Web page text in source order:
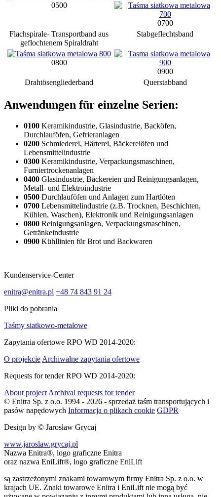
0500
0700
Flachspirale- Transportband aus
geflochtenem Spiraldraht
Stabgeflechtsband
0800
0900
Drahtösengliederband
Querstabband
Anwendungen für einzelne Serien:
0100 Keramikindustrie, Glasindustrie, Backöfen,
Durchlauföfen, Gefrieranlagen
0200 Schmiederei, Härterei, Bäckereiöfen und
Lebensmittelindustrie
0300 Keramikindustrie, Verpackungsmaschinen,
Furniertrockenanlagen
0400 Glasindustrie, Bäckereien und Reinigungsanlagen,
Metall- und Elektroindustrie
0500 Durchlauföfen und Anlagen zum Hartlöten
0700 Lebensmittelindustrie (z.B. Trocknen, Beschichten,
Kühlen, Waschen), Elektronik und Reinigungsanlagen
0800 Reinigungsanlagen, Verpackungsmaschinen,
Getränkeindustrie
0900 Kühllinien für Brot und Backwaren
Kundenservice-Center
enitra@enitra.pl +48 74 843 91 24
Pliki do pobrania
Taśmy siatkowo-metalowe
Zapytania ofertowe RPO WD 2014-2020:
O projekcie Archiwalne zapytania ofertowe
Requests for tender RPO WD 2014-2020:
About project Archival requests for tender
© Enitra Sp. z o.o. 1994 - 2026 - sprzedaż taśm transportujących i
pasów napędowych Informacja o plikach cookie GDPR
Design by © Jarosław Grycaj
www.jaroslaw.grycaj.pl
Nazwa Enitra®, logo graficzne Enitra
oraz nazwa EniLift®, logo graficzne EniLift
są zastrzeżonymi znakami towarowym firmy Enitra Sp. z o.o. w
krajach UE. Znaki towarowe Enitra i EniLift nie mogą być